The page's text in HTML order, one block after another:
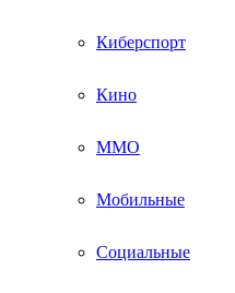
Киберспорт
Кино
ММО
Мобильные
Социальные